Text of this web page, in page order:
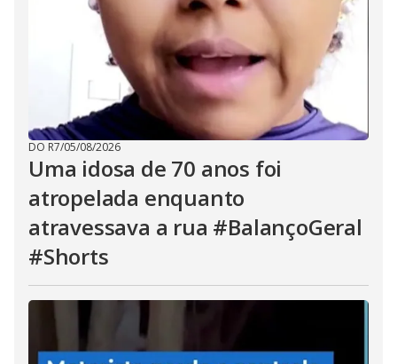
DO R7/05/08/2026
Uma idosa de 70 anos foi
atropelada enquanto
atravessava a rua #BalançoGeral
#Shorts